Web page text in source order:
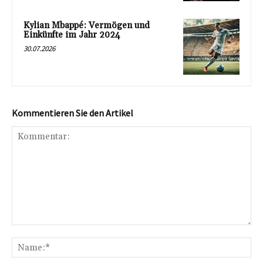
Kylian Mbappé: Vermögen und
Einkünfte im Jahr 2024
30.07.2026
Kommentieren Sie den Artikel